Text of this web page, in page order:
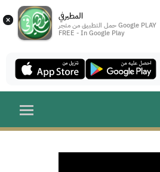
× المطيرفي
حمل التطبيق من متجر Google PLAY
FREE - In Google Play